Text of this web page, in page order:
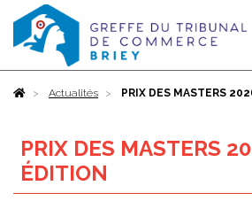
AccueilActualités PRIX DES MASTERS
PRIX DES MASTERS
ÉDITION